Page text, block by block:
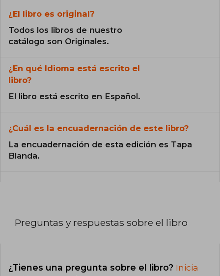
¿El libro es original?
Todos los libros de nuestro
catálogo son Originales.
¿En qué Idioma está escrito el
libro?
El libro está escrito en Español.
¿Cuál es la encuadernación de este libro?
La encuadernación de esta edición es Tapa
Blanda.
Preguntas y respuestas sobre el libro
¿Tienes una pregunta sobre el libro? Inicia